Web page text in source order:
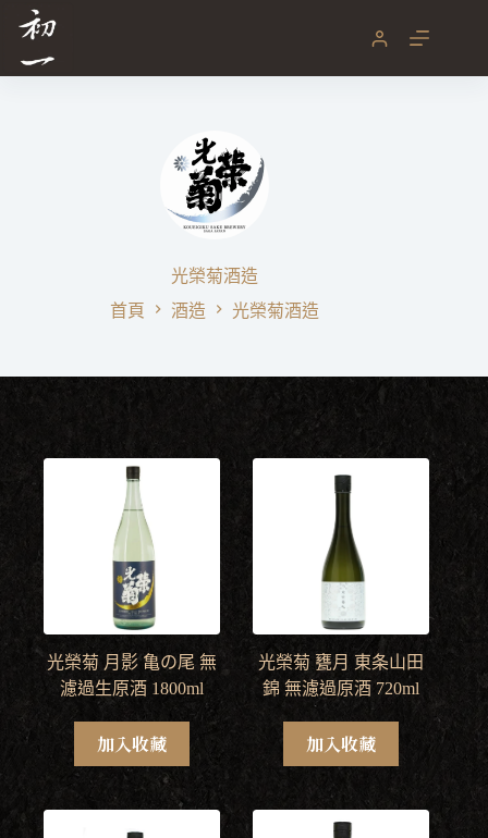
光榮菊酒造
首頁
酒造 光榮菊酒造
光榮菊 月影 亀の尾 無
濾過生原酒 1800ml
加入收藏
光榮菊 甕月 東条山田
錦 無濾過原酒 720ml
加入收藏